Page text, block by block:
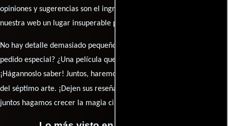
opiniones y sugerencias son el ingrediente secreto que hará de
nuestra web un lugar insuperable para los amantes del celuloide.
No hay detalle demasiado pequeño ni opinión insignificante. ¿Algún
pedido especial? ¿Una película que sueñas con ver reseñada?
¡Hágannoslo saber! Juntos, haremos de esta comunidad el epicentro
del séptimo arte. ¡Dejen sus reseña en la
juntos hagamos crecer la magia cinematográfica!